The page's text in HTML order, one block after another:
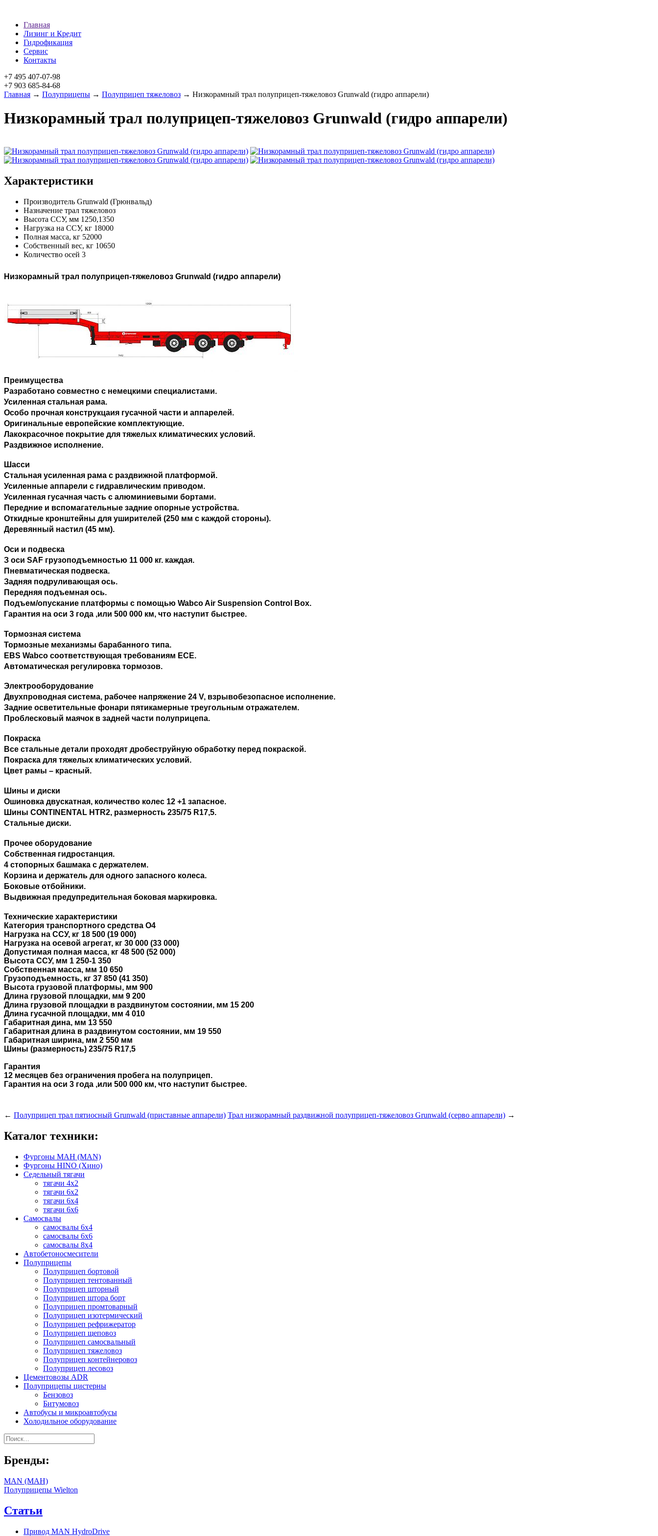
Главная
Лизинг и Кредит
Гидрофикация
Сервис
Контакты
+7 495 407-07-98
+7 903 685-84-68
Главная → Полуприцепы → Полуприцеп тяжеловоз → Низкорамный трал полуприцеп-тяжеловоз Grunwald (гидро аппарели)
Низкорамный трал полуприцеп-тяжеловоз Grunwald (гидро аппарели)
Характеристики
Производитель Grunwald (Грюнвальд)
Назначение трал тяжеловоз
Высота ССУ, мм 1250,1350
Нагрузка на ССУ, кг 18000
Полная масса, кг 52000
Собственный вес, кг 10650
Количество осей 3
Низкорамный трал полуприцеп-тяжеловоз Grunwald (гидро аппарели)
Преимущества
Разработано совместно с немецкими специалистами.
Усиленная стальная рама.
Особо прочная конструкцаия гусачной части и аппарелей.
Оригинальные европейские комплектующие.
Лакокрасочное покрытие для тяжелых климатических условий.
Раздвижное исполнение.
Шасси
Стальная усиленная рама с раздвижной платформой.
Усиленные аппарели с гидравлическим приводом.
Усиленная гусачная часть с алюминиевыми бортами.
Передние и вспомагательные задние опорные устройства.
Откидные кронштейны для уширителей (250 мм с каждой стороны).
Деревянный настил (45 мм).
Оси и подвеска
З оси SAF грузоподъемностью 11 000 кг. каждая.
Пневматическая подвеска.
Задняя подруливающая ось.
Передняя подъемная ось.
Подъем/опускание платформы с помощью Wabco Air Suspension Control Box.
Гарантия на оси 3 года ,или 500 000 км, что наступит быстрее.
Тормозная система
Тормозные механизмы барабанного типа.
EBS Wabco соответствующая требованиям ECE.
Автоматическая регулировка тормозов.
Электрооборудование
Двухпроводная система, рабочее напряжение 24 V, взрывобезопасное исполнение.
Задние осветительные фонари пятикамерные треугольным отражателем.
Проблесковый маячок в задней части полуприцепа.
Покраска
Все стальные детали проходят дробеструйную обработку перед покраской.
Покраска для тяжелых климатических условий.
Цвет рамы – красный.
Шины и диски
Ошиновка двускатная, количество колес 12 +1 запасное.
Шины CONTINENTAL HTR2, размерность 235/75 R17,5.
Стальные диски.
Прочее оборудование
Собственная гидростанция.
4 стопорных башмака с держателем.
Корзина и держатель для одного запасного колеса.
Боковые отбойники.
Выдвижная предупредительная боковая маркировка.
Технические характеристики
Категория транспортного средства О4
Нагрузка на ССУ, кг 18 500 (19 000)
Нагрузка на осевой агрегат, кг 30 000 (33 000)
Допустимая полная масса, кг 48 500 (52 000)
Высота ССУ, мм 1 250-1 350
Собственная масса, мм 10 650
Грузоподъемность, кг 37 850 (41 350)
Высота грузовой платформы, мм 900
Длина грузовой площадки, мм 9 200
Длина грузовой площадки в раздвинутом состоянии, мм 15 200
Длина гусачной площадки, мм 4 010
Габаритная дина, мм 13 550
Габаритная длина в раздвинутом состоянии, мм 19 550
Габаритная ширина, мм 2 550 мм
Шины (размерность) 235/75 R17,5
Гарантия
12 месяцев без ограничения пробега на полуприцеп.
Гарантия на оси 3 года ,или 500 000 км, что наступит быстрее.
← Полуприцеп трал пятиосный Grunwald (приставные аппарели) Трал низкорамный раздвижной полуприцеп-тяжеловоз Grunwald (серво аппарели) →
Каталог техники:
Фургоны МАН (MAN)
Фургоны HINO (Хино)
Седельный тягачи
тягачи 4х2
тягачи 6х2
тягачи 6х4
тягачи 6х6
Самосвалы
самосвалы 6x4
самосвалы 6x6
самосвалы 8x4
Автобетоносмесители
Полуприцепы
Полуприцеп бортовой
Полуприцеп тентованный
Полуприцеп шторный
Полуприцеп штора борт
Полуприцеп промтоварный
Полуприцеп изотермический
Полуприцеп рефрижератор
Полуприцеп щеповоз
Полуприцеп самосвальный
Полуприцеп тяжеловоз
Полуприцеп контейнеровоз
Полуприцеп лесовоз
Цементовозы ADR
Полуприцепы цистерны
Бензовоз
Битумовоз
Автобусы и микроавтобусы
Холодильное оборудование
Бренды:
MAN (МАН)
Полуприцепы Wielton
Статьи
Привод MAN HydroDrive